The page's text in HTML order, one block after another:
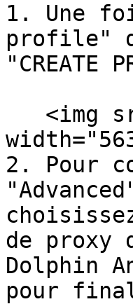
1. Une
profile"
"CREATE
2. Pour
de proxy
Dolphin
pour